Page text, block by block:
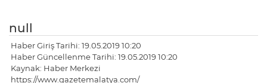
null
Haber Giriş Tarihi: 19.05.2019 10:20
Haber Güncellenme Tarihi: 19.05.2019 10:20
Kaynak: Haber Merkezi
https://www.gazetemalatya.com/